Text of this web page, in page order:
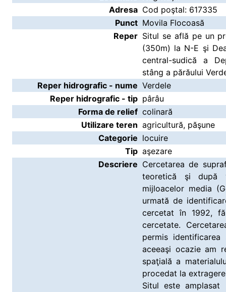
Adresa Cod poştal: 617335
Punct Movila Flocoasă
Reper Situl se află pe un
(350m) la N-E şi
central-sudică a
stâng a părăului
Reper hidrografic - nume Verdele
Reper hidrografic - tip pârâu
Forma de relief colinară
Utilizare teren agricultură, păşune
Categorie locuire
Tip aşezare
Descriere Cercetarea de
teoretică şi după
mijloacelor media
urmată de
cercetat în 1992,
cercetate.
permis
aceeaşi ocazie am
spaţială a
procedat la
Situl este